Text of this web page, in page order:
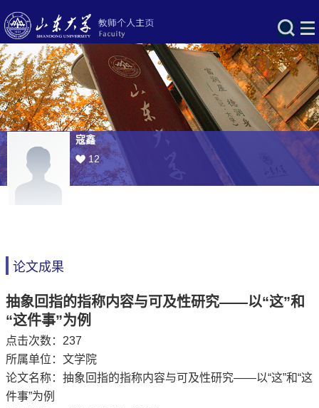
寇鑫
12
论文成果
抽象回指的指称内容与可及性研究——以“这”和
“这件事”为例
点击次数： 237
所属单位：文学院
论文名称：抽象回指的指称内容与可及性研究——以“这”和“这
件事”为例